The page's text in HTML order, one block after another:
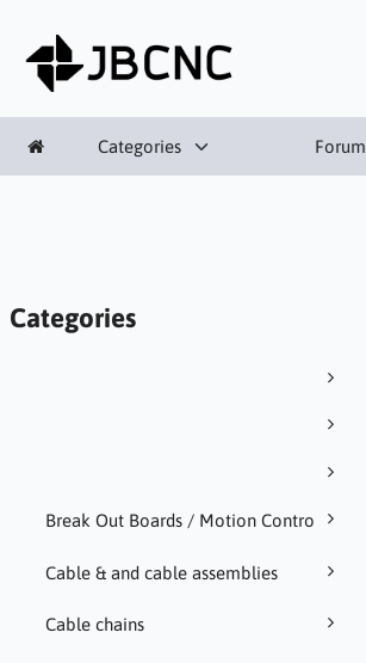
Categories Forum
Categories
Break Out Boards / Motion Contro
Cable & and cable assemblies
Cable chains